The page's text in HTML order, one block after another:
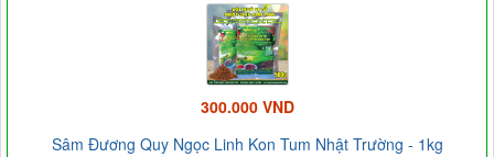
300.000 VND
Sâm Đương Quy Ngọc Linh Kon Tum Nhật Trường - 1kg